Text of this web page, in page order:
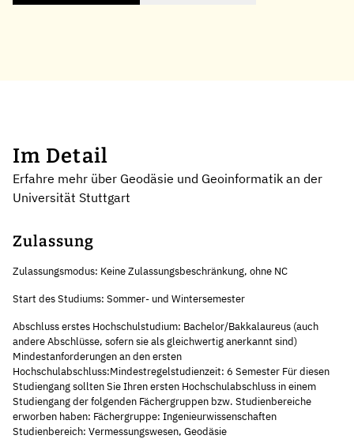
Im Detail
Erfahre mehr über Geodäsie und Geoinformatik an der
Universität Stuttgart
Zulassung
Zulassungsmodus: Keine Zulassungsbeschränkung, ohne NC
Start des Studiums: Sommer- und Wintersemester
Abschluss erstes Hochschulstudium: Bachelor/Bakkalaureus (auch
andere Abschlüsse, sofern sie als gleichwertig anerkannt sind)
Mindestanforderungen an den ersten
Hochschulabschluss:Mindestregelstudienzeit: 6 Semester Für diesen
Studiengang sollten Sie Ihren ersten Hochschulabschluss in einem
Studiengang der folgenden Fächergruppen bzw. Studienbereiche
erworben haben: Fächergruppe: Ingenieurwissenschaften
Studienbereich: Vermessungswesen, Geodäsie